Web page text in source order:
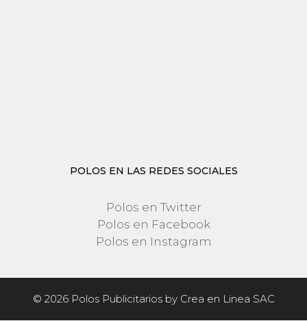
POLOS EN LAS REDES SOCIALES
Polos en Twitter
Polos en Facebook
Polos en Instagram
© 2026 Polos Publicitarios by Crea en Linea SAC
0 artículos -S/ 0.00
FINALIZAR COMPRA